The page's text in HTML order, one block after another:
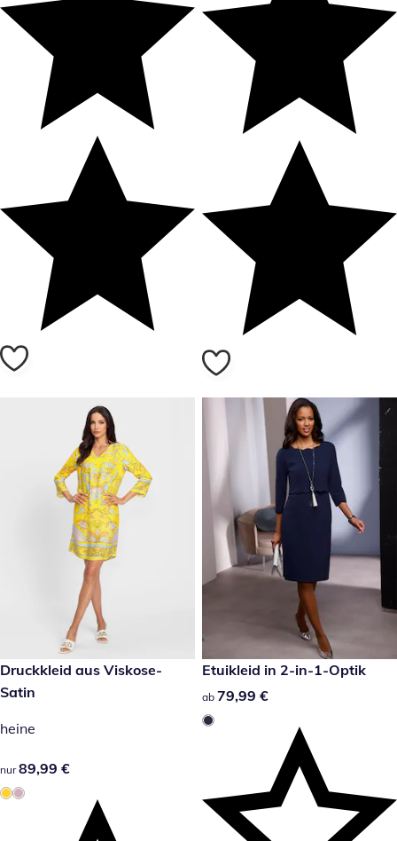
89,99 €
Druckkleid aus Viskose-
Satin
heine
89,99 €
nur 89,99 €
79,99 €
Etuikleid in 2-in-1-Optik
79,99 €
ab 79,99 €